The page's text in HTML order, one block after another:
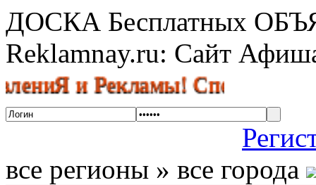
ДОСКА Бесплатных
Reklamnay.ru: Сайт
и Рекламы! Спешите
все регионы » все города